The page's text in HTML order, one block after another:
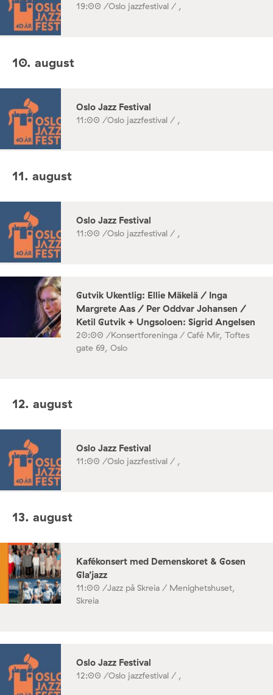
19:00 /Oslo jazzfestival / ,
10. august
Oslo Jazz Festival
11:00 /Oslo jazzfestival / ,
11. august
Oslo Jazz Festival
11:00 /Oslo jazzfestival / ,
Gutvik Ukentlig: Ellie Mäkelä / Inga
Margrete Aas / Per Oddvar Johansen /
Ketil Gutvik + Ungsoloen: Sigrid Angelsen
20:00 /Konsertforeninga / Café Mir, Toftes
gate 69, Oslo
12. august
Oslo Jazz Festival
11:00 /Oslo jazzfestival / ,
13. august
Kafékonsert med Demenskoret & Gosen
Gla’jazz
11:00 /Jazz på Skreia / Menighetshuset,
Skreia
Oslo Jazz Festival
12:00 /Oslo jazzfestival / ,